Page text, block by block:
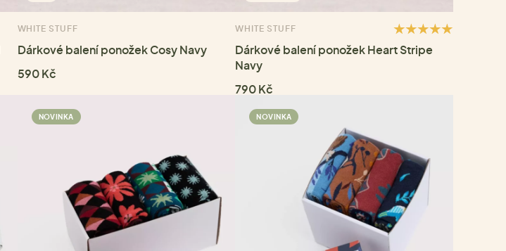
WHITE STUFF
Dárkové balení ponožek Cosy Navy
590 Kč
WHITE STUFF
Dárkové balení ponožek Heart Stripe
Navy
790 Kč
NOVINKA NOVINKA